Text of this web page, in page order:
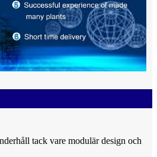
tack vare modulär design och